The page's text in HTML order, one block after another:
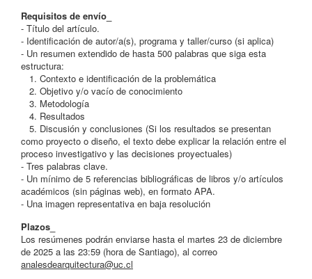
Requisitos de envío_
- Título del artículo.
- Identificación de autor/a(s), programa y taller/curso (si aplica)
- Un resumen extendido de hasta 500 palabras que siga esta
estructura:
1. Contexto e identificación de la problemática
2. Objetivo y/o vacío de conocimiento
3. Metodología
4. Resultados
5. Discusión y conclusiones (Si los resultados se presentan
como proyecto o diseño, el texto debe explicar la relación entre el
proceso investigativo y las decisiones proyectuales)
- Tres palabras clave.
- Un mínimo de 5 referencias bibliográficas de libros y/o artículos
académicos (sin páginas web), en formato APA.
- Una imagen representativa en baja resolución
Plazos_
Los resúmenes podrán enviarse hasta el martes 23 de diciembre
de 2025 a las 23:59 (hora de Santiago), al correo
analesdearquitectura@uc.cl